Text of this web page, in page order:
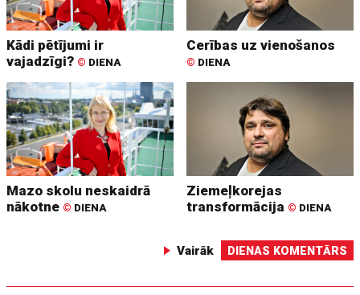
Kādi pētījumi ir
vajadzīgi? © DIENA
Cerības uz vienošanos
© DIENA
Mazo skolu neskaidrā
nākotne © DIENA
Ziemeļkorejas
transformācija © DIENA
Vairāk DIENAS KOMENTĀRS